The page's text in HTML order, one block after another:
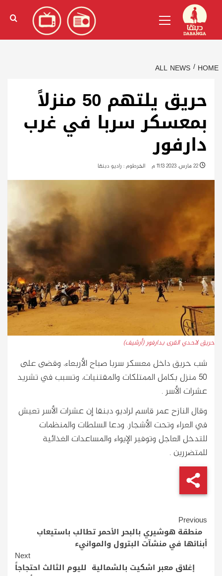
content
الإنجليزية)
Menu
HOME
ALL NEWS
حريق يلتهم 50 منزلاً
بمعسكر سربا في غرب
دارفور
الخرطوم : راديو دبنقا
حريق لاحدي القرى بدارفور (أرشيف)
شب حريق داخل معسكر سربا صباح الأربعاء، وقضى على
50 منزل بكامل الممتلكات والمقتنيات، وتسبب في تشريد
عشرات الأسر .
وقال النازح عمر قاسم لراديو دبنقا إن عشرات الأسر تعيش
في العراء وتحت الأشجار. ودعا السلطات والمنظمات
للتدخل العاجل وتوفير الإيواء والمساعدات الغذائية
للمتضررين .
Continue
Reading
Previous
منطقة هوشيري بالبحر الأحمر تطالب باستيعاب
أبنائها في منشآت البترول والموانيء
Next
إغلاق معبر اشكيت بالشمالية لليوم الثالث احتجاجاً